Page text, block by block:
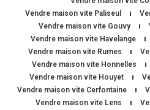
Vendre maison vite Paliseul
Vendre maison vite Gouvy
Vendre maison vite Havelange
Vendre maison vite Rumes
Vendre maison vite Honnelles
Vendre maison vite Houyet
Vendre maison vite Cerfontaine
Vendre maison vite Lens